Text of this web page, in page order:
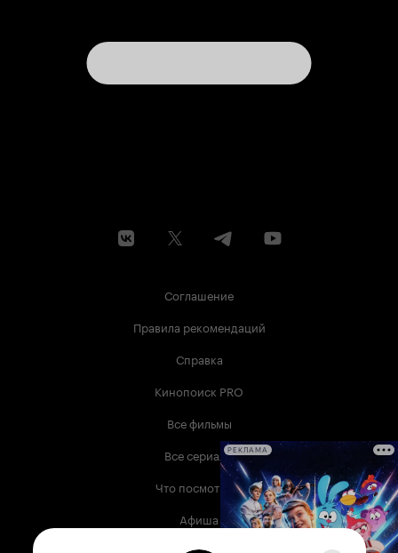
Соглашение
Правила рекомендаций
Справка
Кинопоиск PRO
Все фильмы
Все сериалы
Что посмотреть
Афиша
РЕКЛАМА